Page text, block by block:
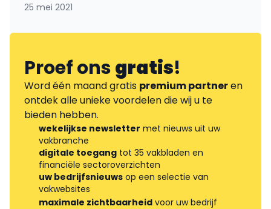
25 mei 2021
Proef onsgratis!
Word één maand gratis premium partneren
ontdek alle unieke voordelen die wij u te
bieden hebben.
wekelijkse newsletter met nieuws uit uw
vakbranche
digitale toegang tot 35 vakbladen en
financiële sectoroverzichten
uw bedrijfsnieuws op een selectie van
vakwebsites
maximale zichtbaarheid voor uw bedrijf